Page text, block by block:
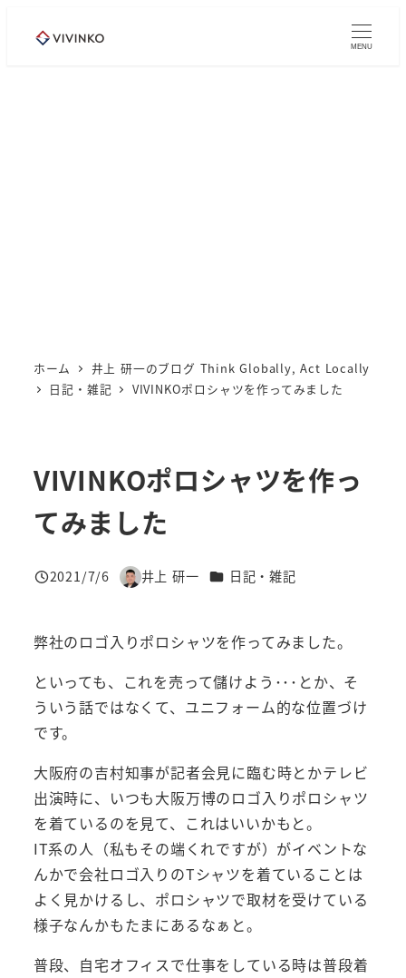
MENU
ホーム
井上 研一のブログ Think Globally, Act Locally
日記・雑記
VIVINKOポロシャツを作ってみました
VIVINKOポロシャツを作っ
てみました
投稿日
2021/7/6
著
井上 研一 カテゴリー
日記・雑記
弊社のロゴ入りポロシャツを作ってみました。
といっても、これを売って儲けよう･･･とか、そ
ういう話ではなくて、ユニフォーム的な位置づけ
です。
大阪府の吉村知事が記者会見に臨む時とかテレビ
出演時に、いつも大阪万博のロゴ入りポロシャツ
を着ているのを見て、これはいいかもと。
IT系の人（私もその端くれですが）がイベントな
んかで会社ロゴ入りのTシャツを着ていることは
よく見かけるし、ポロシャツで取材を受けている
様子なんかもたまにあるなぁと。
普段、自宅オフィスで仕事をしている時は普段着